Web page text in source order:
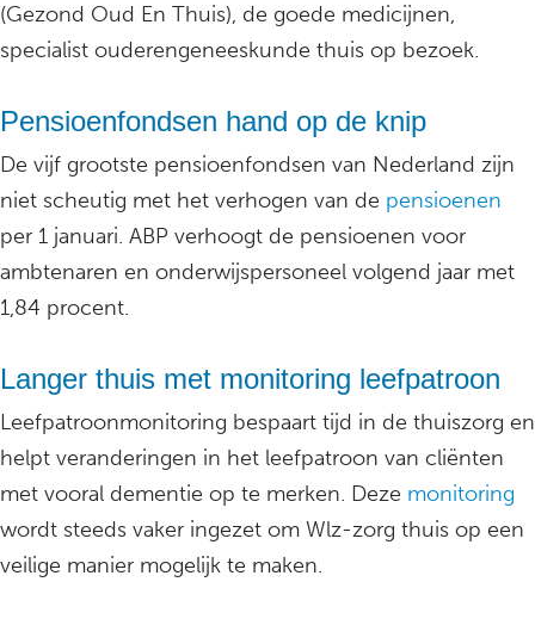
(Gezond Oud En Thuis), de goede medicijnen,
specialist ouderengeneeskunde thuis op bezoek.
Pensioenfondsen hand op de knip
De vijf grootste pensioenfondsen van Nederland zijn
niet scheutig met het verhogen van de pensioenen
per 1 januari. ABP verhoogt de pensioenen voor
ambtenaren en onderwijspersoneel volgend jaar met
1,84 procent.
Langer thuis met monitoring leefpatroon
Leefpatroonmonitoring bespaart tijd in de thuiszorg en
helpt veranderingen in het leefpatroon van cliënten
met vooral dementie op te merken. Deze monitoring
wordt steeds vaker ingezet om Wlz-zorg thuis op een
veilige manier mogelijk te maken.